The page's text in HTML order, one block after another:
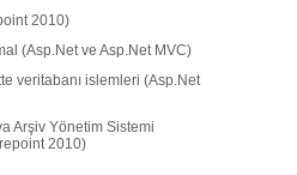
2010)
(Asp.Net ve Asp.Net MVC)
veritabanı islemleri (Asp.Net
Arşiv Yönetim Sistemi
2010)